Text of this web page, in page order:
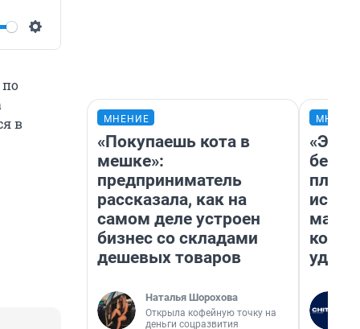
Settings
по
в
МНЕНИЕ
«Покупаешь кота в
мешке»:
предприниматель
рассказала, как на
самом деле устроен
бизнес со складами
дешевых товаров
Наталья Шорохова
Открыла кофейную точку на
деньги соцразвития
«Это